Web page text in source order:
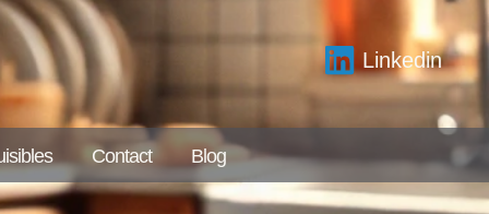
Linkedin
Contact Blog